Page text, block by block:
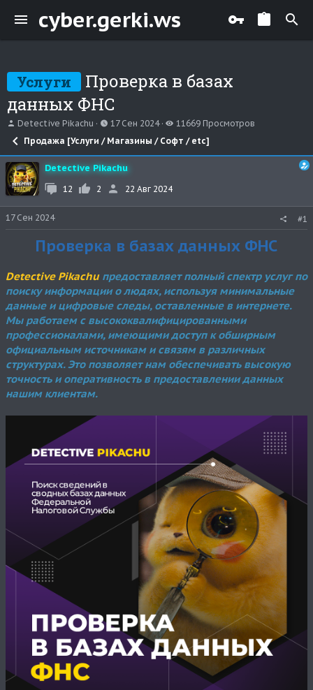
cyber.gerki.ws
Услуги
Проверка в базах
данных ФНС
А
т
о
р
т
е
ы
Detective Pikachu
Д
т
а
н
ч
17 Сен 2024
П
о
с
11669 Просмотров
Продажа [Услуги / Магазины / Софт / etc]
Detective Pikachu
12 2 22 Авг 2024
17 Сен 2024 #1
Проверка в базах данных ФНС
Detective Pikachu предоставляет полный спектр услуг по
поиску информации о людях, используя минимальные
данные и цифровые следы, оставленные в интернете.
Мы работаем с высококвалифицированными
профессионалами, имеющими доступ к обширным
официальным источникам и связям в различных
структурах. Это позволяет нам обеспечивать высокую
точность и оперативность в предоставлении данных
нашим клиентам.